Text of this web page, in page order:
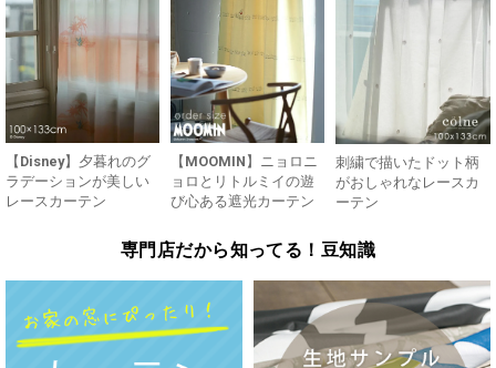
【Disney】夕暮れのグ
ラデーションが美しい
レースカーテン
【MOOMIN】ニョロニ
ョロとリトルミイの遊
び心ある遮光カーテン
刺繍で描いたドット柄
がおしゃれなレースカ
ーテン
専門店だから知ってる！豆知識